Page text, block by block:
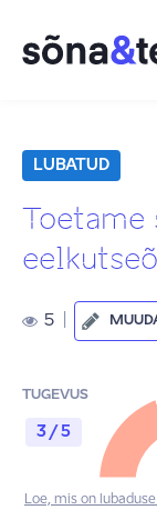
LUBATUD
Toetame
5
TUGEVUS
3 / 5
Loe, mis on